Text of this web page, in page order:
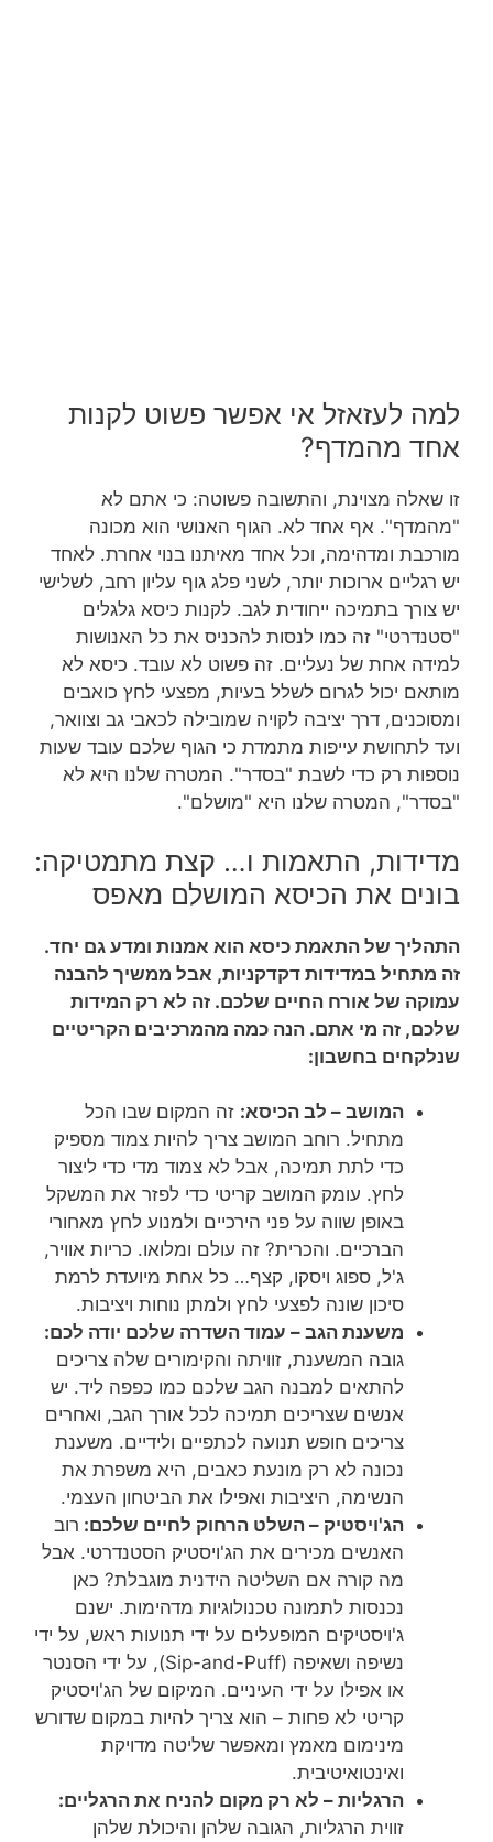
למה לעזאזל אי אפשר פשוט לקנות
אחד מהמדף?
זו שאלה מצוינת, והתשובה פשוטה: כי אתם לא
"מהמדף". אף אחד לא. הגוף האנושי הוא מכונה
מורכבת ומדהימה, וכל אחד מאיתנו בנוי אחרת. לאחד
יש רגליים ארוכות יותר, לשני פלג גוף עליון רחב, לשלישי
יש צורך בתמיכה ייחודית לגב. לקנות כיסא גלגלים
"סטנדרטי" זה כמו לנסות להכניס את כל האנושות
למידה אחת של נעליים. זה פשוט לא עובד. כיסא לא
מותאם יכול לגרום לשלל בעיות, מפצעי לחץ כואבים
ומסוכנים, דרך יציבה לקויה שמובילה לכאבי גב וצוואר,
ועד לתחושת עייפות מתמדת כי הגוף שלכם עובד שעות
נוספות רק כדי לשבת "בסדר". המטרה שלנו היא לא
"בסדר", המטרה שלנו היא "מושלם".
מדידות, התאמות ו… קצת מתמטיקה:
בונים את הכיסא המושלם מאפס
התהליך של התאמת כיסא הוא אמנות ומדע גם יחד.
זה מתחיל במדידות דקדקניות, אבל ממשיך להבנה
עמוקה של אורח החיים שלכם. זה לא רק המידות
שלכם, זה מי אתם. הנה כמה מהמרכיבים הקריטיים
שנלקחים בחשבון:
המושב – לב הכיסא: זה המקום שבו הכל
מתחיל. רוחב המושב צריך להיות צמוד מספיק
כדי לתת תמיכה, אבל לא צמוד מדי כדי ליצור
לחץ. עומק המושב קריטי כדי לפזר את המשקל
באופן שווה על פני הירכיים ולמנוע לחץ מאחורי
הברכיים. והכרית? זה עולם ומלואו. כריות אוויר,
ג'ל, ספוג ויסקו, קצף… כל אחת מיועדת לרמת
סיכון שונה לפצעי לחץ ולמתן נוחות ויציבות.
משענת הגב – עמוד השדרה שלכם יודה לכם:
גובה המשענת, זוויתה והקימורים שלה צריכים
להתאים למבנה הגב שלכם כמו כפפה ליד. יש
אנשים שצריכים תמיכה לכל אורך הגב, ואחרים
צריכים חופש תנועה לכתפיים ולידיים. משענת
נכונה לא רק מונעת כאבים, היא משפרת את
הנשימה, היציבות ואפילו את הביטחון העצמי.
הג'ויסטיק – השלט הרחוק לחיים שלכם: רוב
האנשים מכירים את הג'ויסטיק הסטנדרטי. אבל
מה קורה אם השליטה הידנית מוגבלת? כאן
נכנסות לתמונה טכנולוגיות מדהימות. ישנם
ג'ויסטיקים המופעלים על ידי תנועות ראש, על ידי
נשיפה ושאיפה (Sip-and-Puff), על ידי הסנטר
או אפילו על ידי העיניים. המיקום של הג'ויסטיק
קריטי לא פחות – הוא צריך להיות במקום שדורש
מינימום מאמץ ומאפשר שליטה מדויקת
ואינטואיטיבית.
הרגליות – לא רק מקום להניח את הרגליים:
זווית הרגליות, הגובה שלהן והיכולת שלהן